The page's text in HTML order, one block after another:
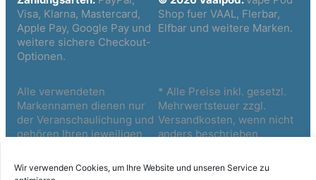
Wir verwenden Cookies, um Ihre Website und unseren Service zu
Visa, Klarna, Mastercard,
Apple Pay, Google Pay und
weitere sichere Checkout-
Optionen.
Shop fuer VAAL, Flerbar,
Elfbar und weitere Marken.
Alle verwendeten
Markennamen dienen nur
der Veranschaulichung und
gehören Ihren jeweiligen
* Alle Preise inkl. gesetzl.
Mehrwertsteuer zzgl.
Versandkosten, wenn nicht
anders beschrieben